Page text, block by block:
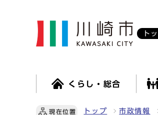
ト
くらし・総合
現在位置 トップ 市政情報